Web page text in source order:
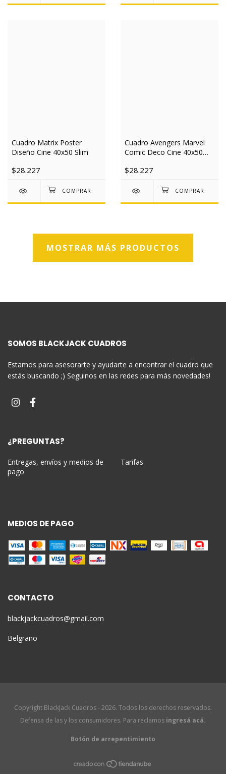
Cuadro Matrix Poster
Diseño Cine 40x50 Slim
$28.227
Cuadro Avengers Marvel
Comic Deco Cine 40x50
$28.227
MOSTRAR MÁS PRODUCTOS
SOMOS BLACKJACK CUADROS
Estamos para asesorarte y ayudarte a encontrar el cuadro que
estás buscando ;) Seguinos en las redes para más novedades!
¿PREGUNTAS?
Entregas, envíos y medios de
pago
Tarifas
MEDIOS DE PAGO
CONTACTO
blackjackcuadros@gmail.com
Belgrano
Copyright BlackJack Cuadros - 2026. Todos los derechos reservados.
Defensa de las y los consumidores. Para reclamos ingresá acá.
Botón de arrepentimiento